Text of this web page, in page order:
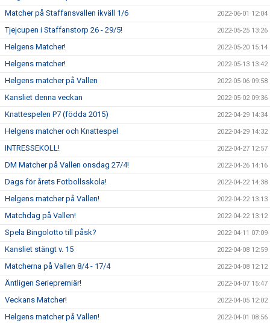
Matcher på Staffansvallen ikväll 1/6 2022-06-01 12:04
Tjejcupen i Staffanstorp 26 - 29/5! 2022-05-25 13:26
Helgens Matcher! 2022-05-20 15:14
Helgens matcher! 2022-05-13 13:42
Helgens matcher på Vallen 2022-05-06 09:58
Kansliet denna veckan 2022-05-02 09:36
Knattespelen P7 (födda 2015) 2022-04-29 14:34
Helgens matcher och Knattespel 2022-04-29 14:32
INTRESSEKOLL! 2022-04-27 12:57
DM Matcher på Vallen onsdag 27/4! 2022-04-26 14:16
Dags för årets Fotbollsskola! 2022-04-22 14:38
Helgens matcher på Vallen! 2022-04-22 13:13
Matchdag på Vallen! 2022-04-22 13:12
Spela Bingolotto till påsk? 2022-04-11 07:09
Kansliet stängt v. 15 2022-04-08 12:59
Matcherna på Vallen 8/4 - 17/4 2022-04-08 12:12
Äntligen Seriepremiär! 2022-04-07 15:47
Veckans Matcher! 2022-04-05 12:02
Helgens matcher på Vallen! 2022-04-01 08:56